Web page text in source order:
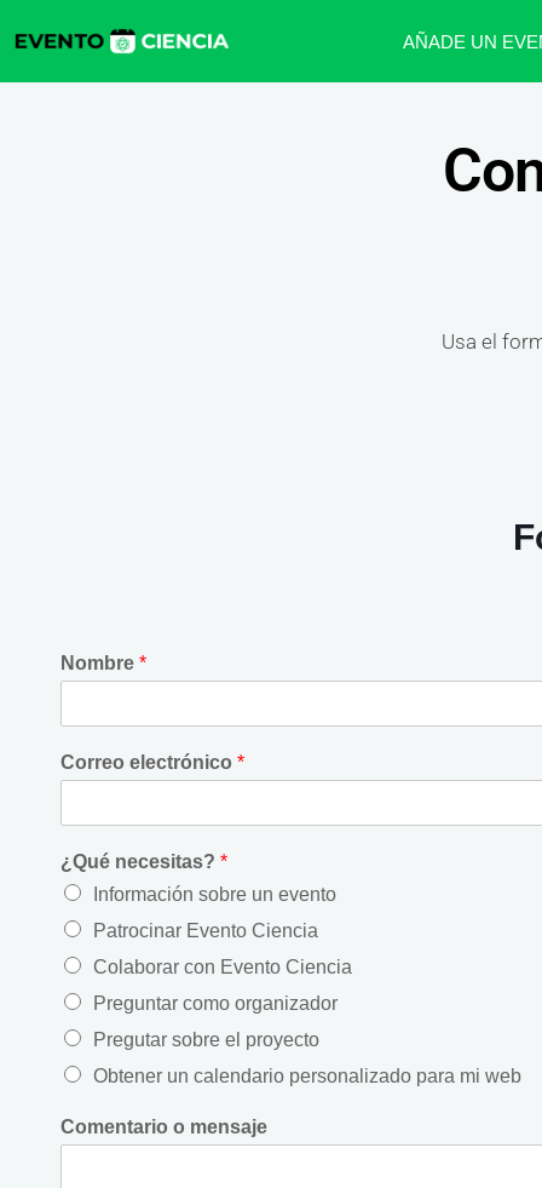
AÑADE UN
Usa el
Nombre *
Correo electrónico *
¿Qué necesitas? *
Información sobre un evento
Patrocinar Evento Ciencia
Colaborar con Evento Ciencia
Preguntar como organizador
Pregutar sobre el proyecto
Obtener un calendario personalizado para mi web
Comentario o mensaje